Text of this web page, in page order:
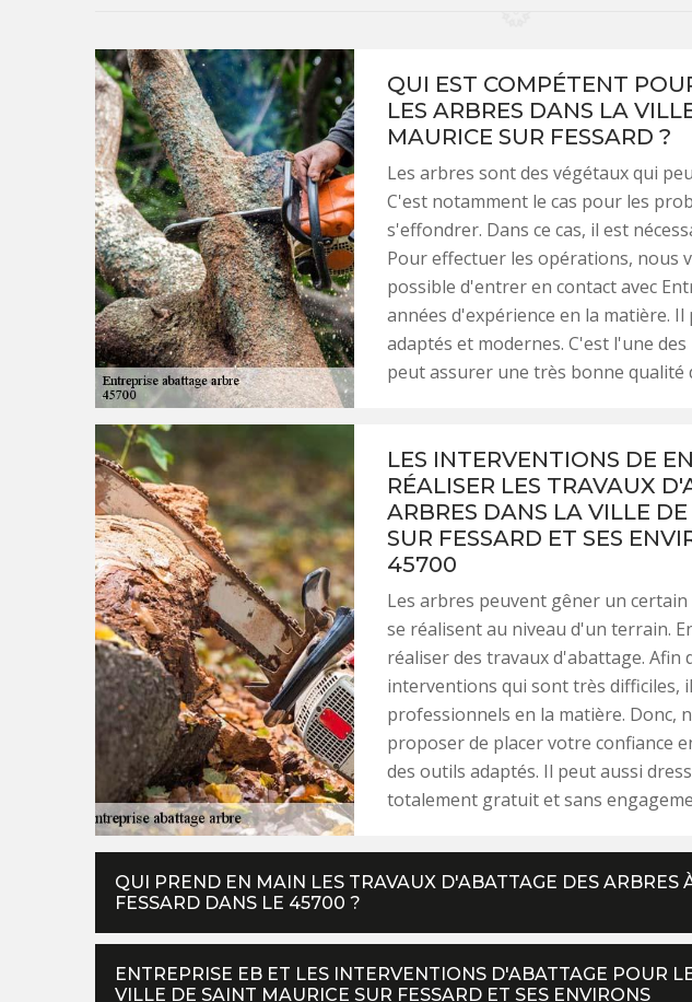
QUI EST COMPÉTENT
LES ARBRES DANS LA
MAURICE SUR FESSARD ?
Les arbres sont des végétaux qui
C'est notamment le cas pour les
s'effondrer. Dans ce cas, il est
Pour effectuer les opérations, nous
possible d'entrer en contact avec
années d'expérience en la matière.
adaptés et modernes. C'est l'une
peut assurer une très bonne qualité
LES INTERVENTIONS DE
RÉALISER LES TRAVAUX
ARBRES DANS LA VILLE
SUR FESSARD ET SES
45700
Les arbres peuvent gêner un
se réalisent au niveau d'un terrain.
réaliser des travaux d'abattage. Afin
interventions qui sont très difficiles,
professionnels en la matière. Donc,
proposer de placer votre confiance
des outils adaptés. Il peut aussi
totalement gratuit et sans
QUI PREND EN MAIN LES TRAVAUX D'ABATTAGE DES ARBRES
FESSARD DANS LE 45700 ?
ENTREPRISE EB ET LES INTERVENTIONS D'ABATTAGE POUR
VILLE DE SAINT MAURICE SUR FESSARD ET SES ENVIRONS